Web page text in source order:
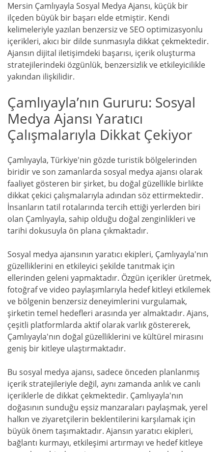
Mersin Çamlıyayla Sosyal Medya Ajansı, küçük bir
ilçeden büyük bir başarı elde etmiştir. Kendi
kelimeleriyle yazılan benzersiz ve SEO optimizasyonlu
içerikleri, akıcı bir dilde sunmasıyla dikkat çekmektedir.
Ajansın dijital iletişimdeki başarısı, içerik oluşturma
stratejilerindeki özgünlük, benzersizlik ve etkileyicilikle
yakından ilişkilidir.
Çamlıyayla’nın Gururu: Sosyal
Medya Ajansı Yaratıcı
Çalışmalarıyla Dikkat Çekiyor
Çamlıyayla, Türkiye'nin gözde turistik bölgelerinden
biridir ve son zamanlarda sosyal medya ajansı olarak
faaliyet gösteren bir şirket, bu doğal güzellikle birlikte
dikkat çekici çalışmalarıyla adından söz ettirmektedir.
İnsanların tatil rotalarında tercih ettiği yerlerden biri
olan Çamlıyayla, sahip olduğu doğal zenginlikleri ve
tarihi dokusuyla ön plana çıkmaktadır.
Sosyal medya ajansının yaratıcı ekipleri, Çamlıyayla'nın
güzelliklerini en etkileyici şekilde tanıtmak için
ellerinden geleni yapmaktadır. Özgün içerikler üretmek,
fotoğraf ve video paylaşımlarıyla hedef kitleyi etkilemek
ve bölgenin benzersiz deneyimlerini vurgulamak,
şirketin temel hedefleri arasında yer almaktadır. Ajans,
çeşitli platformlarda aktif olarak varlık göstererek,
Çamlıyayla'nın doğal güzelliklerini ve kültürel mirasını
geniş bir kitleye ulaştırmaktadır.
Bu sosyal medya ajansı, sadece önceden planlanmış
içerik stratejileriyle değil, aynı zamanda anlık ve canlı
içeriklerle de dikkat çekmektedir. Çamlıyayla'nın
doğasının sunduğu eşsiz manzaraları paylaşmak, yerel
halkın ve ziyaretçilerin beklentilerini karşılamak için
büyük önem taşımaktadır. Ajansın yaratıcı ekipleri,
bağlantı kurmayı, etkileşimi artırmayı ve hedef kitleye